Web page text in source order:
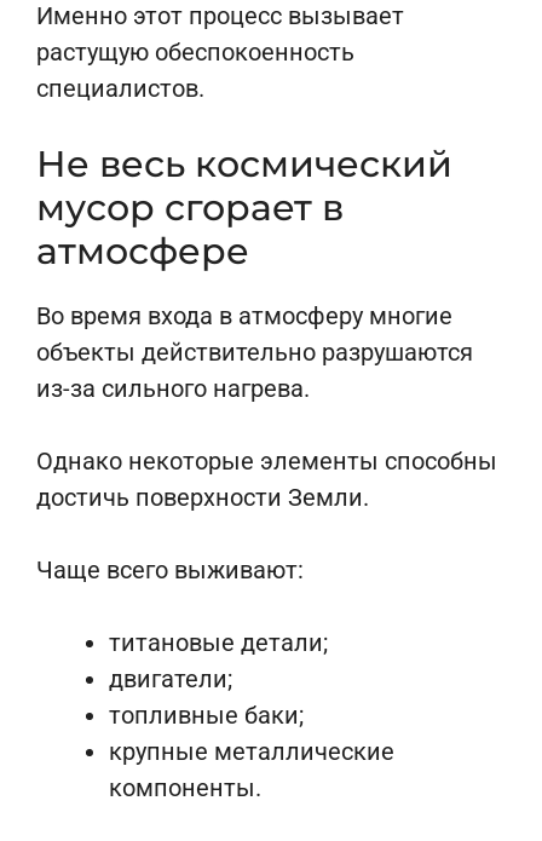
Именно этот процесс вызывает
растущую обеспокоенность
специалистов.
Не весь космический
мусор сгорает в
атмосфере
Во время входа в атмосферу многие
объекты действительно разрушаются
из-за сильного нагрева.
Однако некоторые элементы способны
достичь поверхности Земли.
Чаще всего выживают:
титановые детали;
двигатели;
топливные баки;
крупные металлические
компоненты.